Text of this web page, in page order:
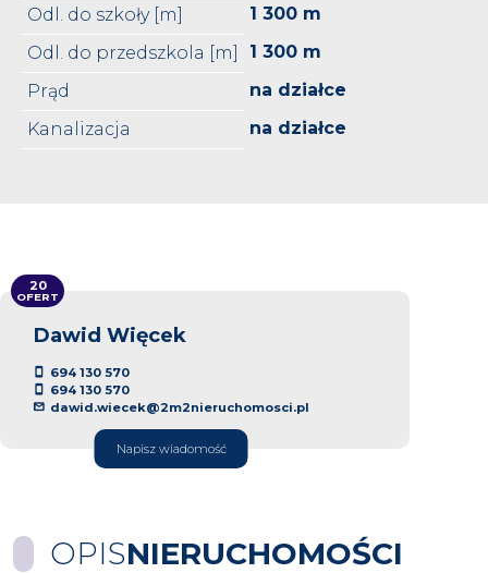
Odl. do szkoły [m]
1 300 m
Odl. do przedszkola [m]
1 300 m
Prąd
na działce
Kanalizacja
na działce
Dawid Więcek
694 130 570
694 130 570
dawid.wiecek@2m2nieruchomosci.pl
Napisz wiadomość
20
OFERT
OPISNIERUCHOMOŚCI